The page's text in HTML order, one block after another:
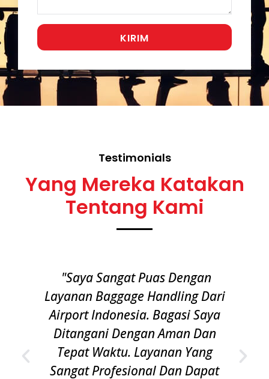
KIRIM
Testimonials
Yang Mereka Katakan
Tentang Kami
"Saya Sangat Puas Dengan
Layanan Baggage Handling Dari
Airport Indonesia. Bagasi Saya
Ditangani Dengan Aman Dan
Tepat Waktu. Layanan Yang
Sangat Profesional Dan Dapat